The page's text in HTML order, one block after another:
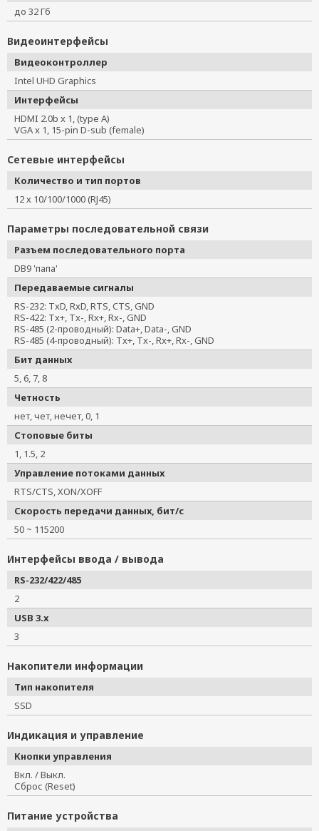
до 32 Гб
Видеоинтерфейсы
Видеоконтроллер
Intel UHD Graphics
Интерфейсы
HDMI 2.0b x 1, (type A)
VGA x 1, 15-pin D-sub (female)
Сетевые интерфейсы
Количество и тип портов
12 х 10/100/1000 (RJ45)
Параметры последовательной связи
Разъем последовательного порта
DB9 'папа'
Передаваемые сигналы
RS-232: TxD, RxD, RTS, CTS, GND
RS-422: Tx+, Tx-, Rx+, Rx-, GND
RS-485 (2-проводный): Data+, Data-, GND
RS-485 (4-проводный): Tx+, Tx-, Rx+, Rx-, GND
Бит данных
5, 6, 7, 8
Четность
нет, чет, нечет, 0, 1
Стоповые биты
1, 1.5, 2
Управление потоками данных
RTS/CTS, XON/XOFF
Скорость передачи данных, бит/с
50 ~ 115200
Интерфейсы ввода / вывода
RS-232/422/485
2
USB 3.x
3
Накопители информации
Тип накопителя
SSD
Индикация и управление
Кнопки управления
Вкл. / Выкл.
Сброс (Reset)
Питание устройства